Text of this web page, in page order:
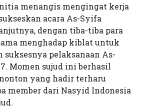
menangis mengingat kerja
acara As-Syifa
dengan tiba-tiba para
menghadap kiblat untuk
suksesnya pelaksanaan As-
Momen sujud ini berhasil
yang hadir terharu
member dari Nasyid Indonesia